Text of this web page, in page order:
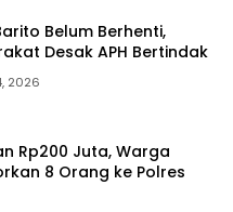
Belum Berhenti,
Desak APH Bertindak
2026
Rp200 Juta, Warga
8 Orang ke Polres